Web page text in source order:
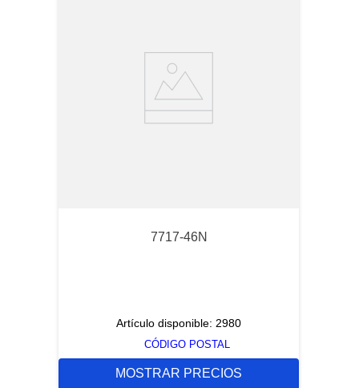
7717-46N
Artículo disponible: 2980
CÓDIGO POSTAL
MOSTRAR PRECIOS